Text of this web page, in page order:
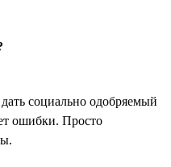
социально одобряемый
ошибки. Просто